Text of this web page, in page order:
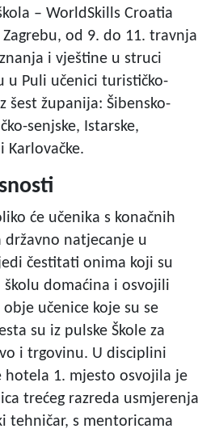
– WorldSkills Croatia
od 9. do 11. travnja
i vještine u struci
u Puli učenici turističko-
šest županija: Šibensko-
senjske, Istarske,
Karlovačke.
će učenika s konačnih
državno natjecanje u
čestitati onima koji su
domaćina i osvojili
učenice koje su se
su iz pulske Škole za
i trgovinu. U disciplini
hotela 1. mjesto osvojila je
trećeg razreda usmjerenja
tehničar, s mentoricama